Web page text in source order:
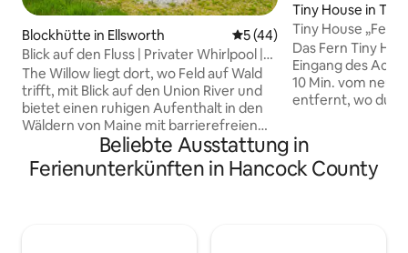
Blockhütte in Ellsworth Durchschnittliche
5 (44)
Blick auf den Fluss | Privater Whirlpool |
The Willow Cabin
The Willow liegt dort, wo Feld auf Wald
trifft, mit Blick auf den Union River und
bietet einen ruhigen Aufenthalt in den
Wäldern von Maine mit barrierefreien
Einrichtungen. Im Stil eines klassischen
Maine-Camps (moderner Komfort +
klares Design) eingerichtet, bietet es
Tiny House in
Tiny House
nur wenige
Das Fern Tiny
Eingang des
10 Min. vom
entfernt, wo du
Harbor nehmen
Abenteuer zu
komfortable und
Beliebte Ausstattung in
Ferienunterkünften in Hancock County